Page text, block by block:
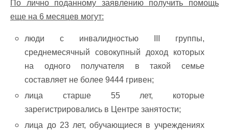
По лично поданному заявлению получить помощь
еще на 6 месяцев могут:
люди с инвалидностью III группы,
среднемесячный совокупный доход которых
на одного получателя в такой семье
составляет не более 9444 гривен;
лица старше 55 лет, которые
зарегистрировались в Центре занятости;
лица до 23 лет, обучающиеся в учреждениях